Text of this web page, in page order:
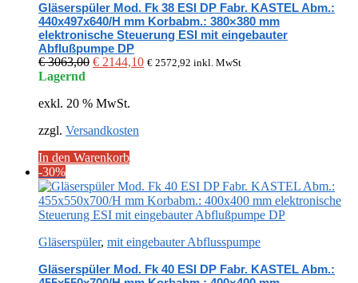
Gläserspüler Mod. Fk 38 ESI DP Fabr. KASTEL Abm.:
440x497x640/H mm Korbabm.: 380×380 mm
elektronische Steuerung ESI mit eingebauter
Abflußpumpe DP
€3063,00 Ursprünglicher
€ 3063,00
€ 2144,10Aktueller
€ 2572,92 inkl. MwSt
Lagernd
exkl. 20 % MwSt.
zzgl. Versandkosten
In den Warenkorb
-30%
Gläserspüler, mit eingebauter Abflusspumpe
Gläserspüler Mod. Fk 40 ESI DP Fabr. KASTEL Abm.: